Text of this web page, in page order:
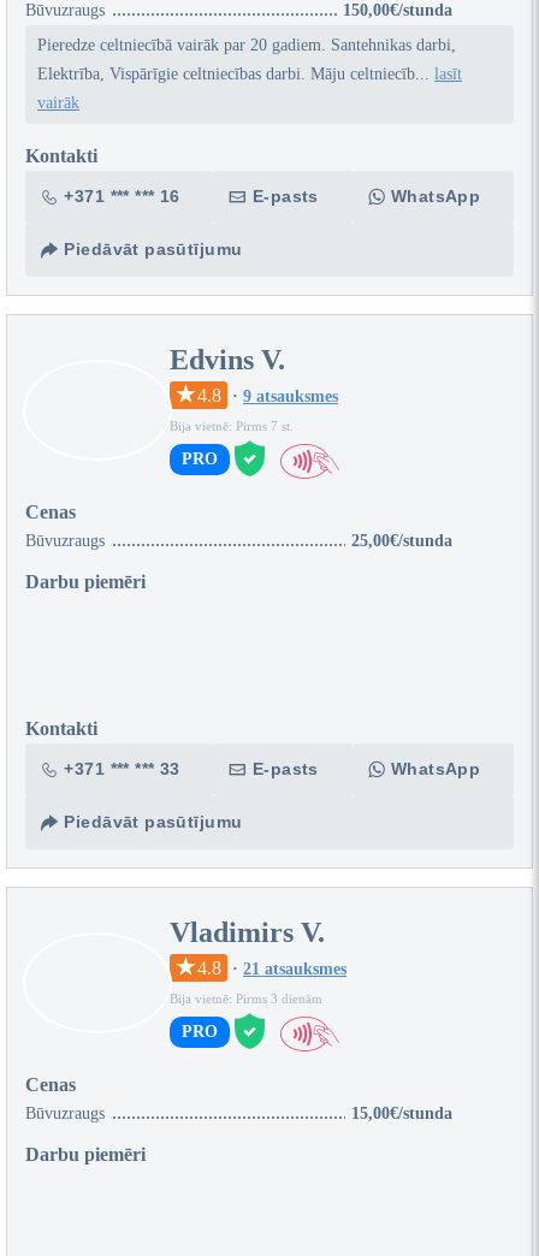
Būvuzraugs
150,00€/stunda
Pieredze celtniecībā vairāk par 20 gadiem. Santehnikas darbi,
Elektrība, Vispārīgie celtniecības darbi. Māju celtniecīb... lasīt
vairāk
Kontakti
+371 *** *** 16 E-pasts WhatsApp
Piedāvāt pasūtījumu
Edvins V.
4.8 · 9 atsauksmes
Bija vietnē: Pirms 7 st.
PRO
Cenas
Būvuzraugs 25,00€/stunda
Darbu piemēri
Kontakti
+371 *** *** 33 E-pasts WhatsApp
Piedāvāt pasūtījumu
Vladimirs V.
4.8 · 21 atsauksmes
Bija vietnē: Pirms 3 dienām
PRO
Cenas
Būvuzraugs 15,00€/stunda
Darbu piemēri